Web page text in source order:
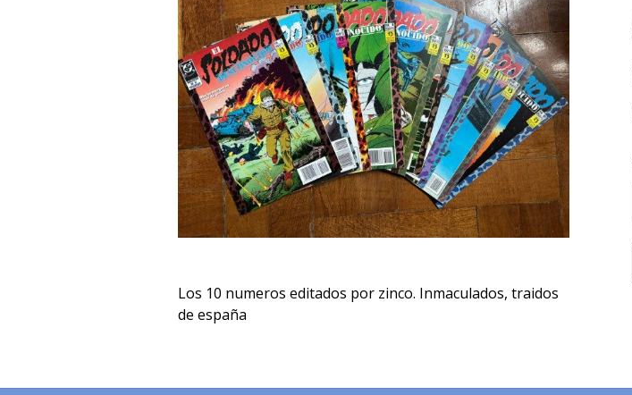
Los 10 numeros editados por zinco. Inmaculados, traidos
de españa